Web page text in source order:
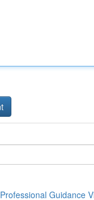
Guidance